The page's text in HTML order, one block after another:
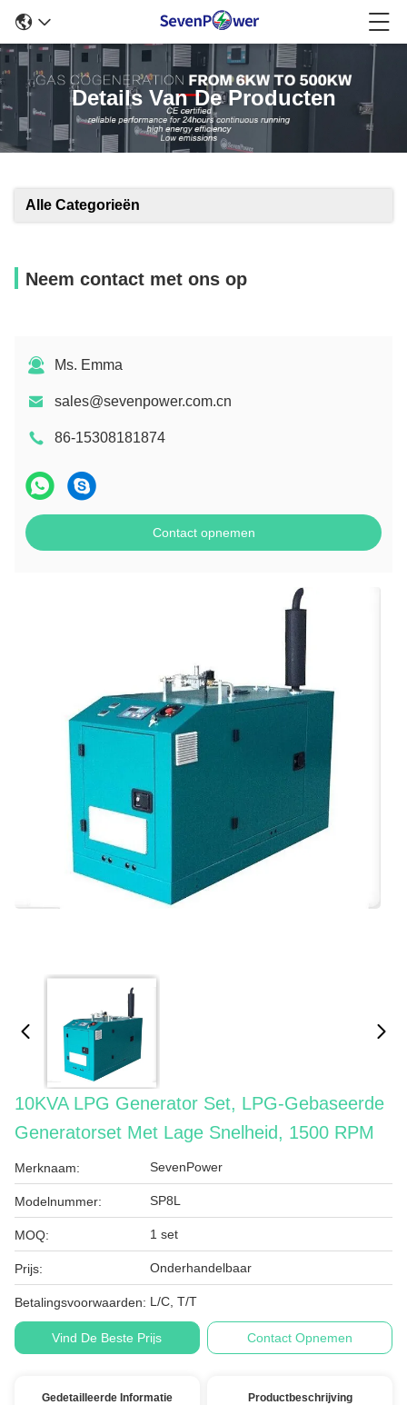
Details Van De Producten
Alle Categorieën
Neem contact met ons op
Ms. Emma
sales@sevenpower.com.cn
86-15308181874
Contact opnemen
10KVA LPG Generator Set, LPG-Gebaseerde
Generatorset Met Lage Snelheid, 1500 RPM
Merknaam: SevenPower
Modelnummer: SP8L
MOQ: 1 set
Prijs: Onderhandelbaar
Betalingsvoorwaarden: L/C, T/T
Vind De Beste Prijs Contact Opnemen
Gedetailleerde Informatie Productbeschrijving